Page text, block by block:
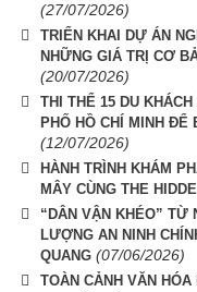
(27/07/2026)
TRIỂN KHAI DỰ ÁN
NHỮNG GIÁ TRỊ CƠ
(20/07/2026)
THI THỂ 15 DU
PHỐ HỒ CHÍ MINH ĐỂ
(12/07/2026)
HÀNH TRÌNH KHÁM
MÂY CÙNG THE
“DÂN VẬN KHÉO” TỪ
LƯỢNG AN NINH
QUANG (07/06/2026)
TOÀN CẢNH VĂN